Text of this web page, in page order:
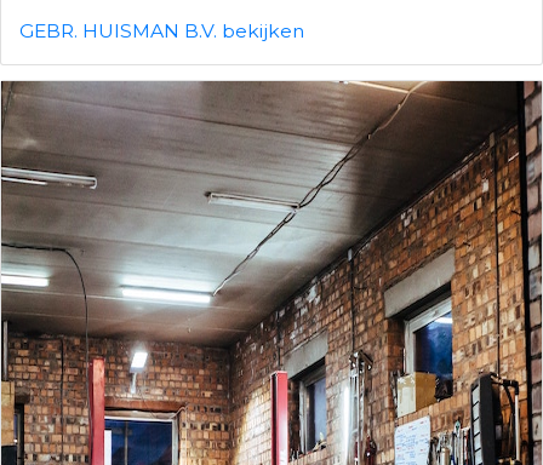
GEBR. HUISMAN B.V. bekijken